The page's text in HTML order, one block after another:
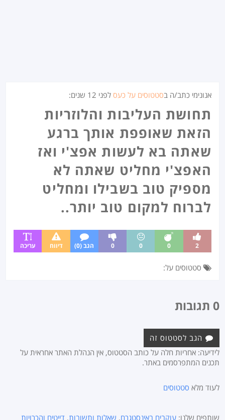
אנונימי כתב/ה בסטטוסים על כעס לפני 12 שנים :
תחושת העליבות והלוזריות
הזאת שאופפת אותך ברגע
שאתה בא לעשות אפצ'י ואז
האפצ'י מחליט שאתה לא
מספיק טוב בשבילו ומחליט
לברוח למקום טוב יותר..
2
0
0
0 הגב (0) דיווח עריכה
סטטוסים על:
0 תגובות
הגב לסטטוס זה
לידיעה: אחריות חלה על כותב הסטטוס, אין הנהלת האתר אחראית על
תכנים המתפרסמים באתר.
לעוד מלא סטטוסים
שותפים שלנו:עוקבים באינסטגרם, שאלות ותשובות, דייטים והכרויות